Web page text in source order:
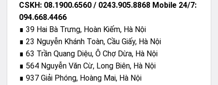
CSKH: 08.1900.6560 / 0243.905.8868 Mobile 24/7:
094.668.4466
∎ 39 Hai Bà Trưng, Hoàn Kiếm, Hà Nội
∎ 23 Nguyễn Khánh Toàn, Cầu Giấy, Hà Nội
∎ 63 Trần Quang Diệu, Ô Chợ Dừa, Hà Nội
∎ 564 Nguyễn Văn Cừ, Long Biên, Hà Nội
∎ 937 Giải Phóng, Hoàng Mai, Hà Nội